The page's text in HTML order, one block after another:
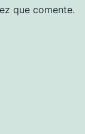
que comente.